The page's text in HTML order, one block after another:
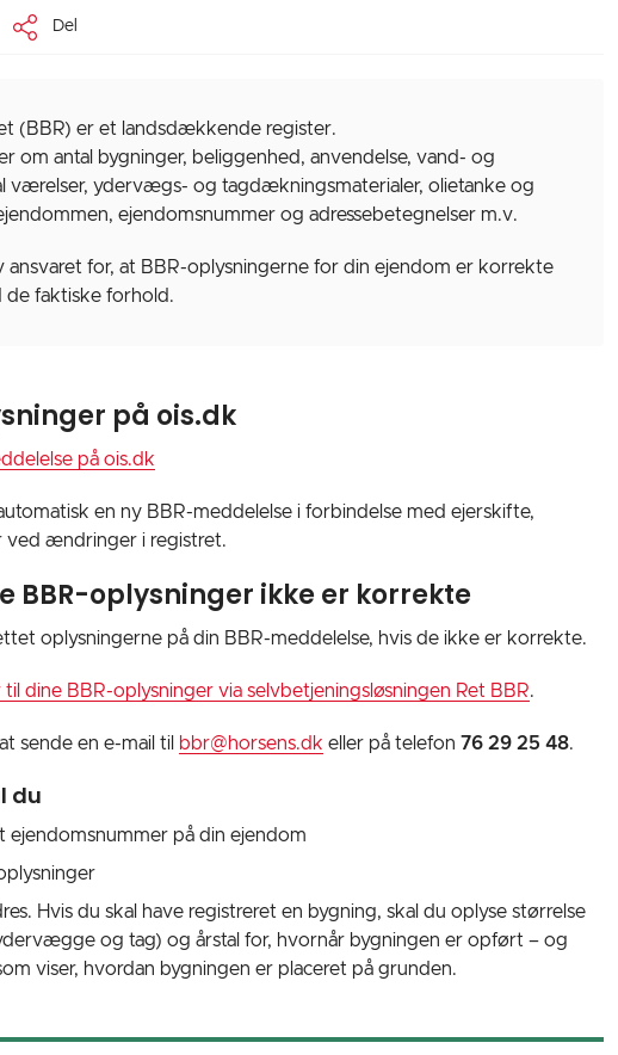
Del
(BBR) er et landsdækkende register.
om antal bygninger, beliggenhed, anvendelse, vand- og
værelser, ydervægs- og tagdækningsmaterialer, olietanke og
ejendomsnummer og adressebetegnelser m.v.
ansvaret for, at BBR-oplysningerne for din ejendom er korrekte
de faktiske forhold.
på ois.dk
på ois.dk
en ny BBR-meddelelse i forbindelse med ejerskifte,
ved ændringer i registret.
BBR-oplysninger ikke er korrekte
oplysningerne på din BBR-meddelelse, hvis de ikke er korrekte.
dine BBR-oplysninger via selvbetjeningsløsningen Ret BBR.
sende en e-mail til bbr@horsens.dk eller på telefon 76 29 25 48.
du
ejendomsnummer på din ejendom
Hvis du skal have registreret en bygning, skal du oplyse størrelse
og tag) og årstal for, hvornår bygningen er opført – og
viser, hvordan bygningen er placeret på grunden.